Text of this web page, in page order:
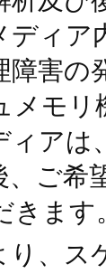
ディ
障害の
メモリ
ィアは
、ご希
きます
り、ス